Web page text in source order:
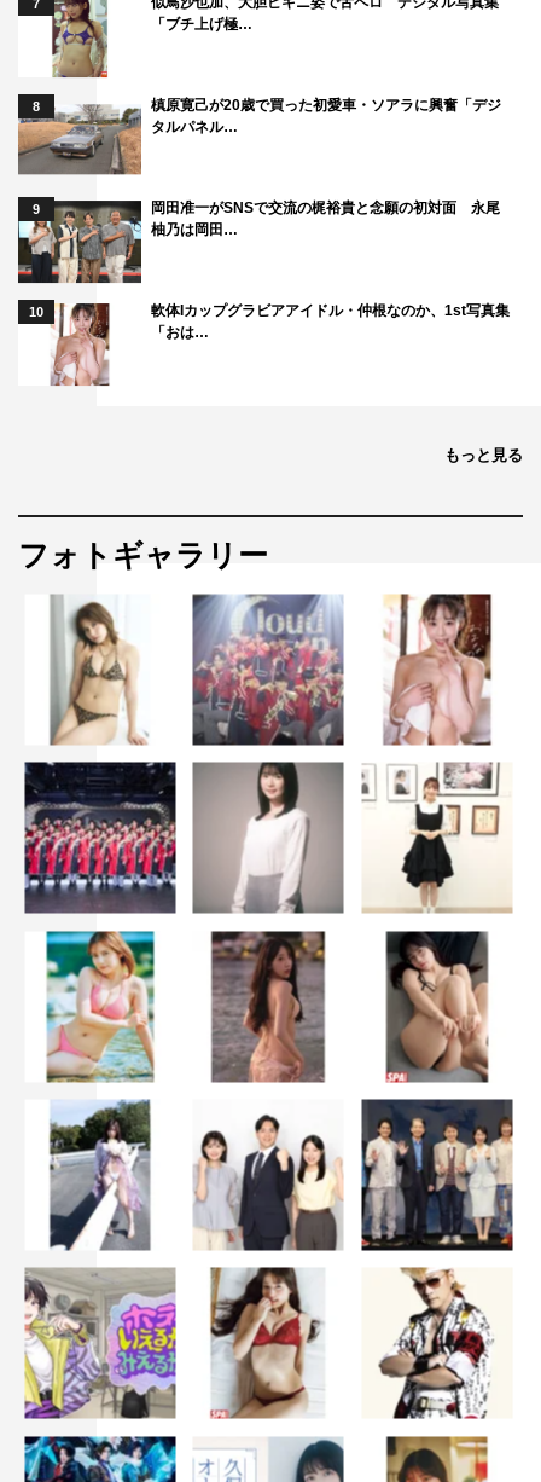
7
「ブチ上げ極…
8
槙原寛己が20歳で買った初愛車・ソアラに興奮「デジ
タルパネル…
9
岡田准一がSNSで交流の梶裕貴と念願の初対面 永尾
柚乃は岡田…
10
軟体Iカップグラビアアイドル・仲根なのか、1st写真集
「おは…
もっと見る
フォトギャラリー